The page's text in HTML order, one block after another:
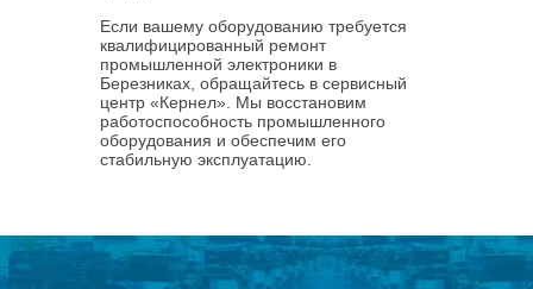
Если вашему оборудованию требуется
квалифицированный ремонт
промышленной электроники в
Березниках, обращайтесь в сервисный
центр «Кернел». Мы восстановим
работоспособность промышленного
оборудования и обеспечим его
стабильную эксплуатацию.